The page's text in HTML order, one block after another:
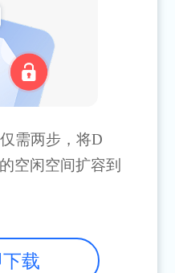
需两步，将D
空闲空间扩容到
载